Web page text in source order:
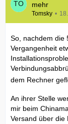
mehr
Tomsky
So, nachdem die
Vergangenheit
dem Rechner
An ihrer Stelle
mir beim
Versand über die